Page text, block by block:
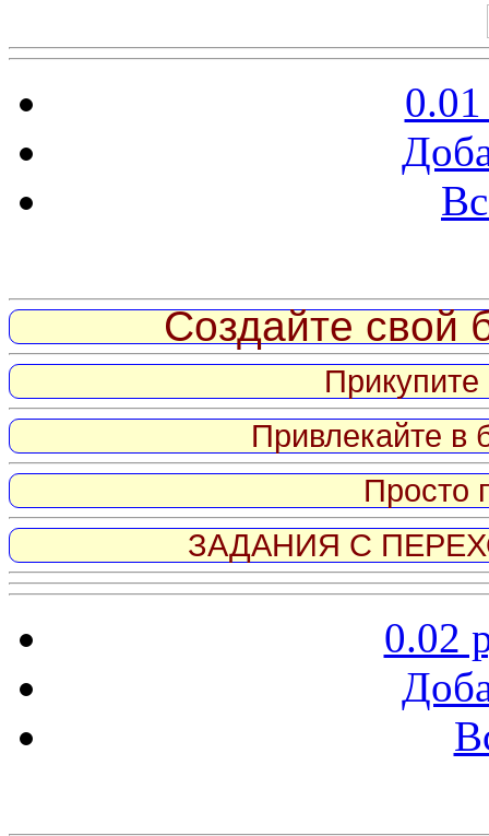
Создайте свой
Привлекайте в
Просто
ЗАДАНИЯ С
0.02